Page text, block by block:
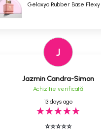
Gelaxyo Rubber Base Flexy
J
Jazmin Candra-Simon
Achizitie verificată
13 days ago
⭐⭐⭐⭐⭐